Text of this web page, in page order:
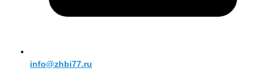
info@zhbi77.ru